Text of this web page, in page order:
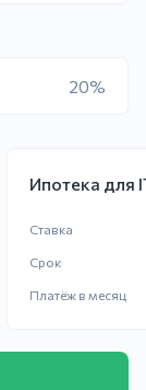
20%
Ипотека для
Ставка
Срок
Платёж в месяц